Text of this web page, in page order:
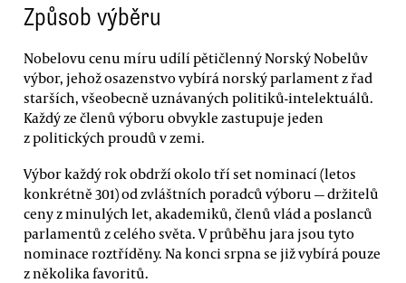
Způsob výběru
Nobelovu cenu míru udílí pětičlenný Norský Nobelův
výbor, jehož osazenstvo vybírá norský parlament z řad
starších, všeobecně uznávaných politiků-intelektuálů.
Každý ze členů výboru obvykle zastupuje jeden
z politických proudů v zemi.
Výbor každý rok obdrží okolo tří set nominací (letos
konkrétně 301) od zvláštních poradců výboru — držitelů
ceny z minulých let, akademiků, členů vlád a poslanců
parlamentů z celého světa. V průběhu jara jsou tyto
nominace roztříděny. Na konci srpna se již vybírá pouze
z několika favoritů.